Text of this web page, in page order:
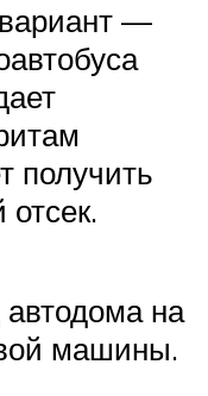
—
получить
на
машины.